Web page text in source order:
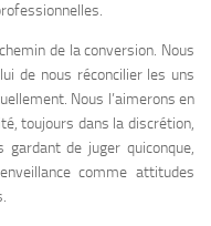
de la conversion. Nous
de nous réconcilier les uns
Nous l’aimerons en
toujours dans la discrétion,
gardant de juger quiconque,
comme attitudes